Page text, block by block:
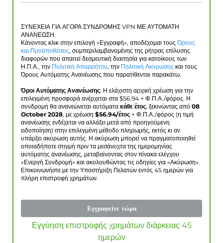
ΣΥΝΕΧΕΙΑ ΓΙΑ ΑΓΟΡΑ ΣΥΝΔΡΟΜΗΣ VPN ΜΕ ΑΥΤΟΜΑΤΗ
ΑΝΑΝΕΩΣΗ.
Κάνοντας κλικ στην επιλογή «Εγγραφή», αποδέχομαι τουςΌρους
και Προϋποθέσεις, συμπεριλαμβανομένης της ρήτρας επίλυσης
διαφορών που απαιτεί δεσμευτική διαιτησία για κατοίκους των
Η.Π.Α., την Πολιτική Απορρήτου, την Πολιτική Ακύρωσης και τους
Όρους Αυτόματης Ανανέωσης που παρατίθενται παρακάτω.
Όροι Αυτόματης Ανανέωσης: Η ελάχιστη αρχική χρέωση για την
επιλεγμένη προσφορά ανέρχεται στα $56.94 + Φ.Π.Α./φόρος. Η
συνδρομή θα ανανεώνεται αυτόματα κάθε έτος, ξεκινώντας από 08
October 2028, με χρέωση $56.94/έτος + Φ.Π.Α./φόρος (η τιμή
ανανέωσης ενδέχεται να αλλάξει μετά από προηγούμενη
ειδοποίηση) στην επιλεγμένη μέθοδο πληρωμής, εκτός κι αν
υπάρξει ακύρωση αυτής. Η ακύρωση μπορεί να πραγματοποιηθεί
οποιαδήποτε στιγμή πριν τα μεσάνυχτα της ημερομηνίας
αυτόματης ανανέωσης, μεταβαίνοντας στον πίνακα ελέγχου
«Ενεργή Συνδρομή» και ακολουθώντας τις οδηγίες για «Ακύρωση».
Επικοινωνήστε με την Υποστήριξη Πελατών εντός 45 ημερών για
πλήρη επιστροφή χρημάτων.
Εγγραφείτε τώρα
Εγγύηση επιστροφής χρημάτων διάρκειας 45
ημερών